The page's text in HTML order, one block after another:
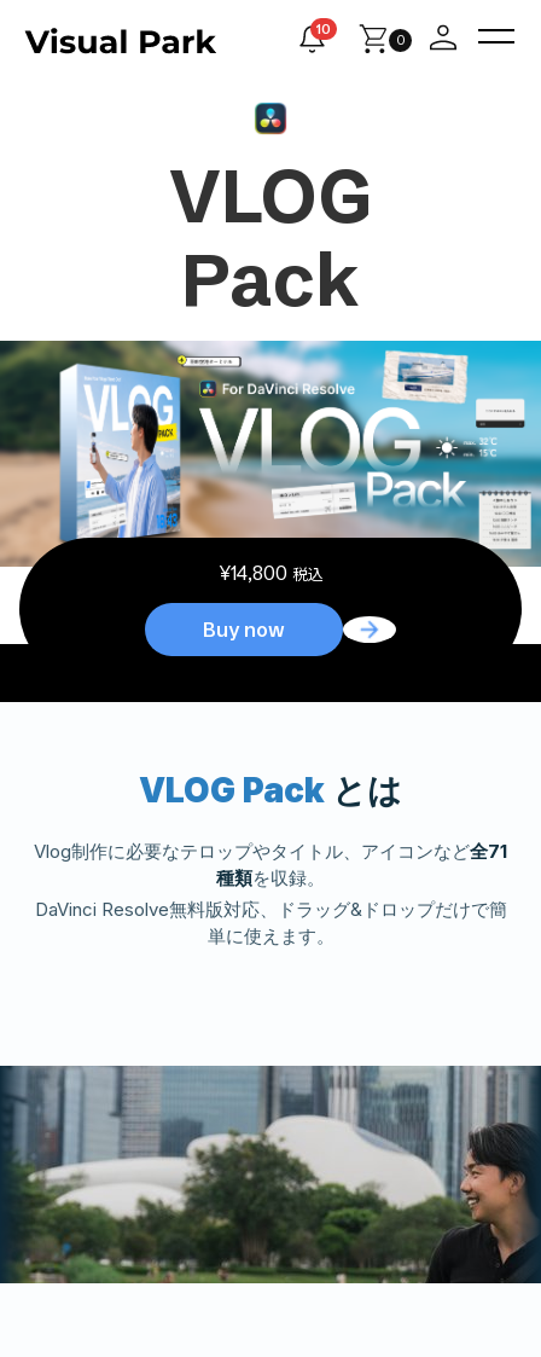
10
0
VLOG
Pack
¥14,800 税込
Buy now
VLOG Pack とは
Vlog制作に必要なテロップやタイトル、アイコンなど全71
種類を収録。
DaVinci Resolve無料版対応、ドラッグ&ドロップだけで簡
単に使えます。